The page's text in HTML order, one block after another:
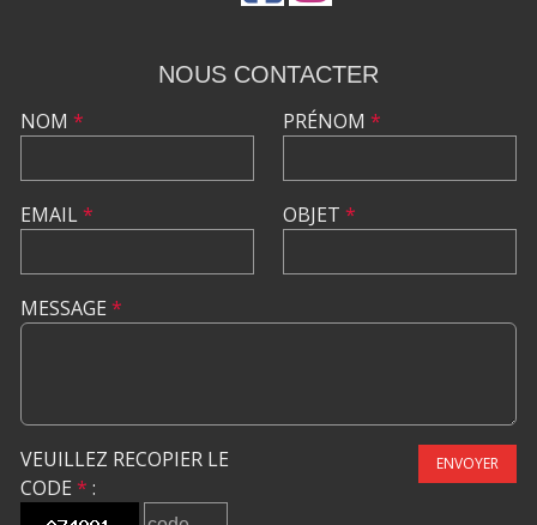
NOUS CONTACTER
NOM *
EMAIL*
PRÉNOM *
OBJET *
MESSAGE *
VEUILLEZ RECOPIER LE
CODE * :
ENVOYER